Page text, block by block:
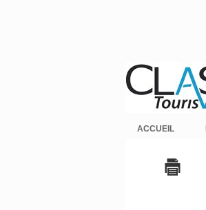
ACCUEIL